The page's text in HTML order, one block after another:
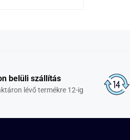
belüli szállítás
lévő termékre 12-ig